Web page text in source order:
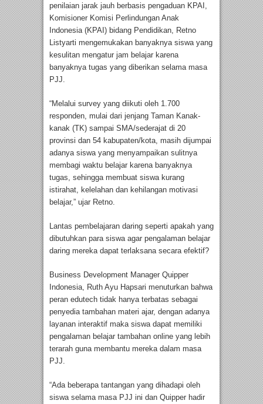
penilaian jarak jauh berbasis pengaduan KPAI,
Komisioner Komisi Perlindungan Anak
Indonesia (KPAI) bidang Pendidikan, Retno
Listyarti mengemukakan banyaknya siswa yang
kesulitan mengatur jam belajar karena
banyaknya tugas yang diberikan selama masa
PJJ.
“Melalui survey yang diikuti oleh 1.700
responden, mulai dari jenjang Taman Kanak-
kanak (TK) sampai SMA/sederajat di 20
provinsi dan 54 kabupaten/kota, masih dijumpai
adanya siswa yang menyampaikan sulitnya
membagi waktu belajar karena banyaknya
tugas, sehingga membuat siswa kurang
istirahat, kelelahan dan kehilangan motivasi
belajar,” ujar Retno.
Lantas pembelajaran daring seperti apakah yang
dibutuhkan para siswa agar pengalaman belajar
daring mereka dapat terlaksana secara efektif?
Business Development Manager Quipper
Indonesia, Ruth Ayu Hapsari menuturkan bahwa
peran edutech tidak hanya terbatas sebagai
penyedia tambahan materi ajar, dengan adanya
layanan interaktif maka siswa dapat memiliki
pengalaman belajar tambahan online yang lebih
terarah guna membantu mereka dalam masa
PJJ.
“Ada beberapa tantangan yang dihadapi oleh
siswa selama masa PJJ ini dan Quipper hadir